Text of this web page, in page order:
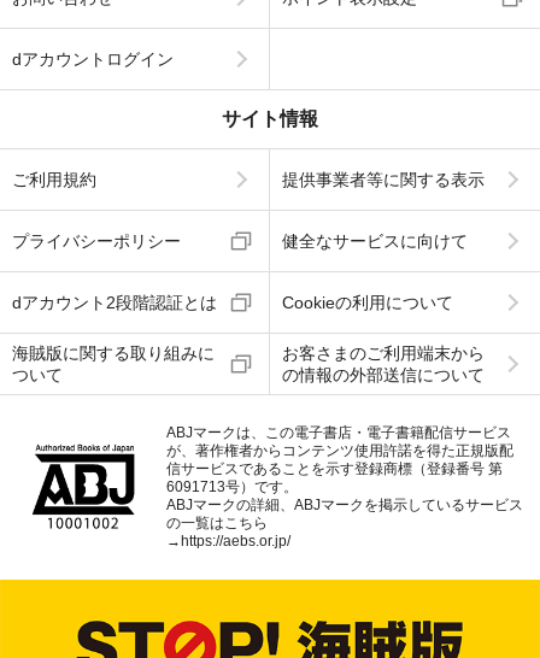
dアカウントログイン
サイト情報
ご利用規約 提供事業者等に関する表示
プライバシーポリシー 健全なサービスに向けて
dアカウント2段階認証とは Cookieの利用について
海賊版に関する取り組みに
ついて
お客さまのご利用端末から
の情報の外部送信について
ABJマークは、この電子書店・電子書籍配信サービス
が、著作権者からコンテンツ使用許諾を得た正規版配
信サービスであることを示す登録商標（登録番号 第
6091713号）です。
ABJマークの詳細、ABJマークを掲示しているサービス
の一覧はこちら
→https://aebs.or.jp/